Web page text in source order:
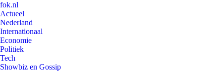
fok.nl
Actueel
Nederland
Internationaal
Economie
Politiek
Tech
Showbiz en Gossip